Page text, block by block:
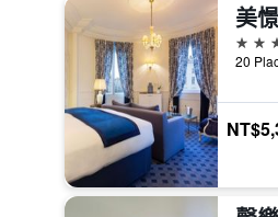
5星級